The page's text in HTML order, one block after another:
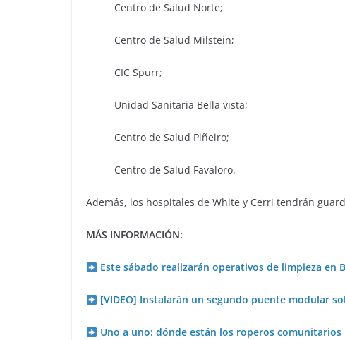
Centro de Salud Norte;
Centro de Salud Milstein;
CIC Spurr;
Unidad Sanitaria Bella vista;
Centro de Salud Piñeiro;
Centro de Salud Favaloro.
Además, los hospitales de White y Cerri tendrán
MÁS INFORMACIÓN:
Este sábado realizarán operativos de limpieza en
[VIDEO] Instalarán un segundo puente modular
Uno a uno: dónde están los roperos comunitarios